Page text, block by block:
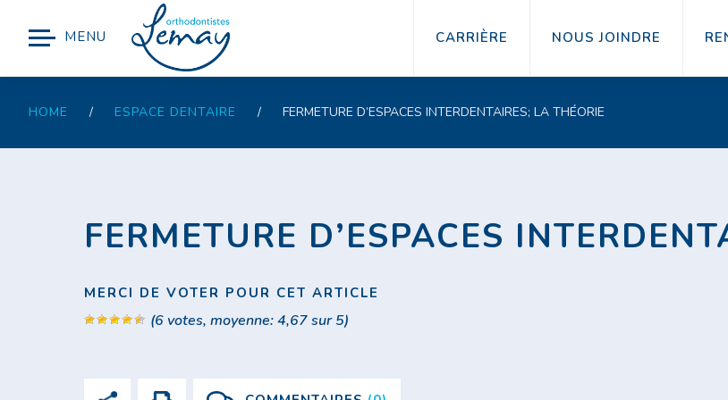
MENU CARRIÈRE NOUS JOINDRE
HOME / ESPACE DENTAIRE / FERMETURE D’ESPACES INTERDENTAIRES; LA THÉORIE
FERMETURE D’ESPACES
MERCI DE VOTER POUR CET ARTICLE
(6 votes, moyenne:4,67sur 5)